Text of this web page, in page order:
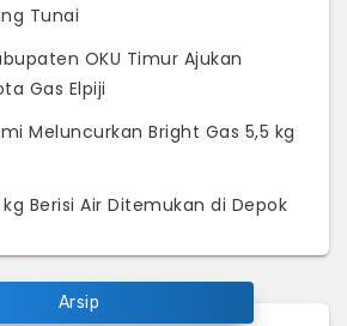
Tunai
OKU Timur Ajukan
Gas Elpiji
Meluncurkan Bright Gas 5,5 kg
Berisi Air Ditemukan di Depok
Arsip